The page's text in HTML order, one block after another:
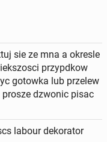
sie ze mna a okresle
przypdkow
gotowka lub przelew
dzwonic pisac
labour dekorator